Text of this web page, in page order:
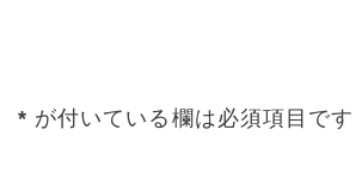
* が付いている欄は必須項目です